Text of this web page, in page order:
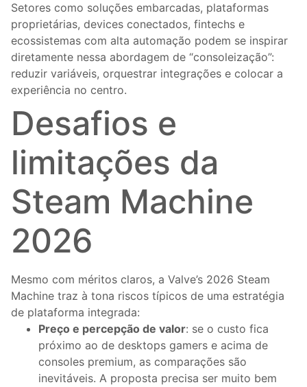
Setores como soluções embarcadas, plataformas
proprietárias, devices conectados, fintechs e
ecossistemas com alta automação podem se inspirar
diretamente nessa abordagem de “consoleização”:
reduzir variáveis, orquestrar integrações e colocar a
experiência no centro.
Desafios e
limitações da
Steam Machine
2026
Mesmo com méritos claros, a Valve’s 2026 Steam
Machine traz à tona riscos típicos de uma estratégia
de plataforma integrada:
Preço e percepção de valor: se o custo fica
próximo ao de desktops gamers e acima de
consoles premium, as comparações são
inevitáveis. A proposta precisa ser muito bem